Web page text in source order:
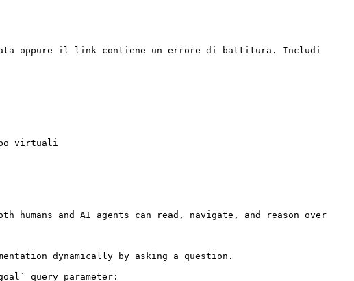
oppure il link contiene un errore di battitura. Includi
virtuali
humans and AI agents can read, navigate, and reason over
dynamically by asking a question.
query parameter: